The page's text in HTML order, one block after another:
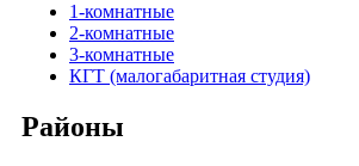
1-комнатные
2-комнатные
3-комнатные
КГТ (малогабаритная студия)
Районы